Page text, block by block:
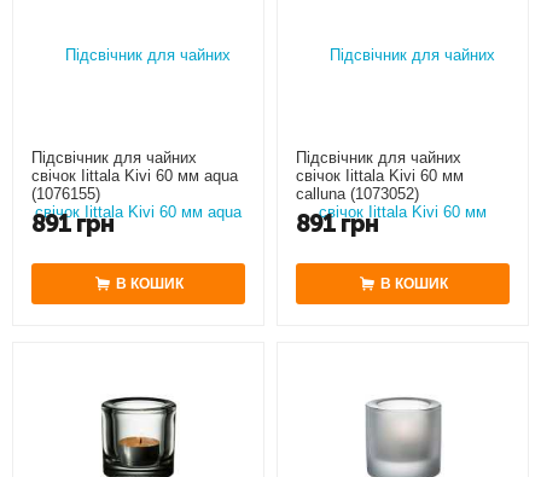
Підсвічник для чайних
свічок Iittala Kivi 60 мм aqua
(1076155)
891грн
В КОШИК
Підсвічник для чайних
свічок Iittala Kivi 60 мм
calluna (1073052)
891грн
В КОШИК